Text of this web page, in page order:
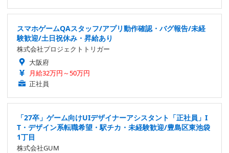
スマホゲームQAスタッフ/アプリ動作確認・バグ報告/未経
験歓迎/土日祝休み・昇給あり
株式会社プロジェクトトリガー
大阪府
月給32万円～50万円
正社員
「27卒」ゲーム向けUIデザイナーアシスタント「正社員」I
T・デザイン系転職希望・駅チカ・未経験歓迎/豊島区東池袋
1丁目
株式会社GUM